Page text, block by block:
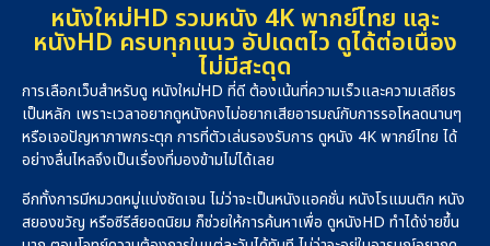
หนังใหม่HD รวมหนัง 4K พากย์ไทย และ
หนังHD ครบทุกแนว อัปเดตไว ดูได้ต่อเนื่อง
ไม่มีสะดุด
การเลือกเว็บสำหรับดู หนังใหม่HD ที่ดี ต้องเน้นที่ความเร็วและความเสถียร
เป็นหลัก เพราะเวลาอยากดูหนังคงไม่อยากเสียอารมณ์กับการรอโหลดนานๆ
หรือเจอปัญหาภาพกระตุก การที่ตัวเล่นรองรับการ ดูหนัง 4K พากย์ไทย ได้
อย่างลื่นไหลจึงเป็นเรื่องที่มองข้ามไม่ได้เลย
อีกทั้งการมีหมวดหมู่แบ่งชัดเจน ไม่ว่าจะเป็นหนังแอคชั่น หนังโรแมนติก หนัง
สยองขวัญ หรือซีรีส์ยอดนิยม ก็ช่วยให้การค้นหาเพื่อ ดูหนังHD ทำได้ง่ายขึ้น